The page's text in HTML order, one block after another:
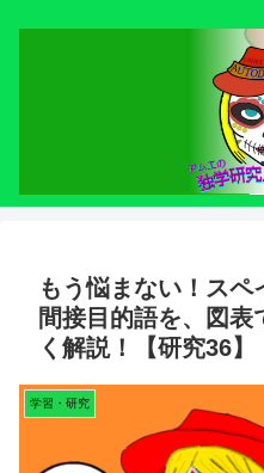
もう悩まない！スペ
間接目的語を、図
く解説！【研究36】
学習・研究